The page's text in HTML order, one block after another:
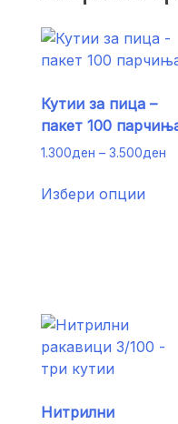
Кутии за пица –
пакет 100
1.300ден – 3.500ден
Избери опции
be
Нитрилни